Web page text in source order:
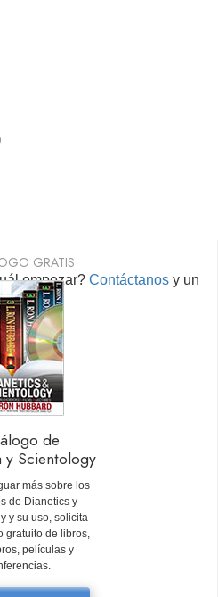
empezar? Contáctanos y un
GRATIS
de
y Scientology
más sobre los
de Dianetics y
y su uso, solicita
gratuito de libros,
películas y